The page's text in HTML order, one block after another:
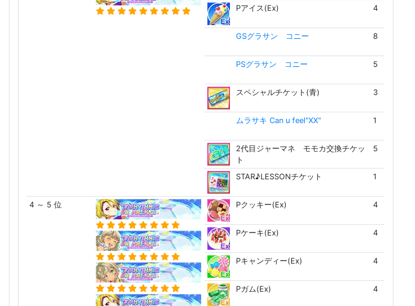
Pアイス(Ex) 4
GSグラサン コニー 8
PSグラサン コニー 5
スペシャルチケット(青) 3
ムラサキ Can u feel"XX" 1
2代目ジャーマネ モモカ交換チケッ
ト
5
STAR♪LESSONチケット 1
4 ～ 5 位 Pクッキー(Ex) 4
Pケーキ(Ex) 4
Pキャンディー(Ex) 4
Pガム(Ex) 4